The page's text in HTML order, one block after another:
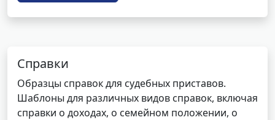
Справки
Образцы справок для судебных приставов.
Шаблоны для различных видов справок, включая
справки о доходах, о семейном положении, о